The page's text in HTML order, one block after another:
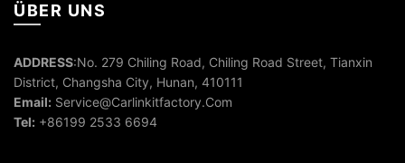
ÜBER UNS
ADDRESS:No. 279 Chiling Road, Chiling Road Street, Tianxin
District, Changsha City, Hunan, 410111
Email: Service@Carlinkitfactory.Com
Tel: +86199 2533 6694